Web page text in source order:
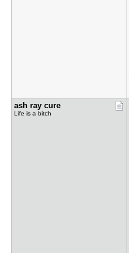
ash ray cu​re
Life is a bitch